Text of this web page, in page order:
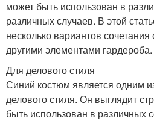
может быть использован в
различных случаев. В этой
несколько вариантов
другими элементами гардероба.
Для делового стиля
Синий костюм является одним
делового стиля. Он выглядит
быть использован в различных